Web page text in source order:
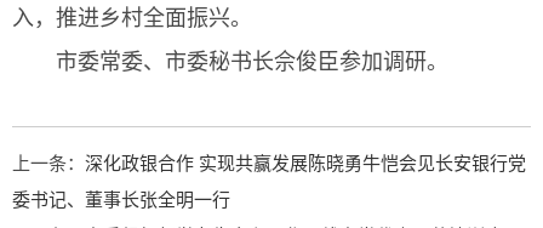
入，推进乡村全面振兴。
市委常委、市委秘书长佘俊臣参加调研。
上一条： 深化政银合作 实现共赢发展陈晓勇牛恺会见长安银行党
委书记、董事长张全明一行